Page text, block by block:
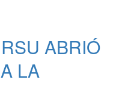
ABRIÓ
LA